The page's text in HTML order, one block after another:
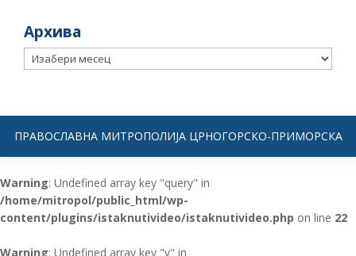
Архива
Архива
ПРАВОСЛАВНА МИТРОПОЛИЈА ЦРНОГОРСКО-ПРИМОРСКА
Warning: Undefined array key "query" in
/home/mitropol/public_html/wp-
content/plugins/istaknutivideo/istaknutivideo.php on line 22
Warning: Undefined array key "v" in